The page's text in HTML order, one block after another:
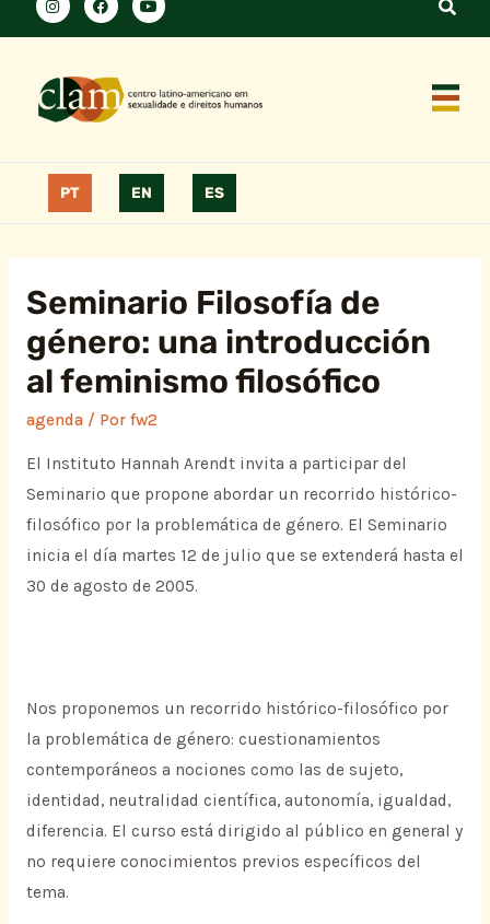
PT EN ES
Seminario Filosofía de
género: una introducción
al feminismo filosófico
agenda/ Por fw2
El Instituto Hannah Arendt invita a participar del
Seminario que propone abordar un recorrido histórico-
filosófico por la problemática de género. El Seminario
inicia el día martes 12 de julio que se extenderá hasta el
30 de agosto de 2005.
Nos proponemos un recorrido histórico-filosófico por
la problemática de género: cuestionamientos
contemporáneos a nociones como las de sujeto,
identidad, neutralidad científica, autonomía, igualdad,
diferencia. El curso está dirigido al público en general y
no requiere conocimientos previos específicos del
tema.